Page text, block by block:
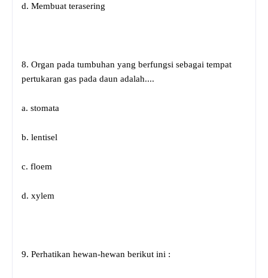
d. Membuat terasering
8. Organ pada tumbuhan yang berfungsi sebagai tempat
pertukaran gas pada daun adalah....
a. stomata
b. lentisel
c. floem
d. xylem
9. Perhatikan hewan-hewan berikut ini :